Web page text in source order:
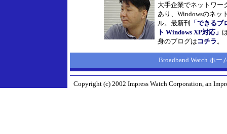
大手企業でネットワー
あり、Windowsのネッ
ル。最新刊
「できる
ト Windows XP対応」
身のブログは コチラ。
Broadband Watch ホー
Copyright (c) 2002 Impress Watch Corporation, an